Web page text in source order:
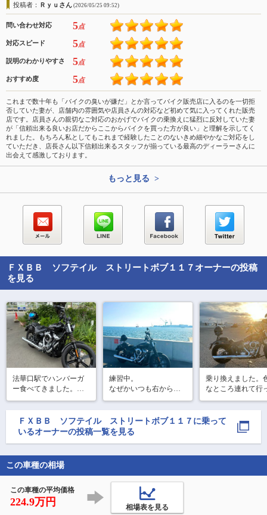
投稿者： Ｒｙｕさん (2026/05/25 09:52)
問い合わせ対応 5点
対応スピード 5点
説明のわかりやすさ 5点
おすすめ度 5点
これまで数十年も「バイクの臭いが嫌だ」とか言ってバイク販売店に入るのを一切拒
否していた妻が、店舗内の雰囲気や店員さんの対応など初めて気に入ってくれた販売
店です。店員さんの親切なご対応のおかげでバイクの乗換えに猛烈に反対していた妻
が「信頼出来る良いお店だからここからバイクを買った方が良い」と理解を示してく
れました。もちろん私としてもこれまで経験したことのないきめ細やかなご対応をし
ていただき、店長さん以下信頼出来るスタッフが揃っている最高のディーラーさんに
出会えて感激しております。
もっと見る >
ＦＸＢＢ ソフテイル ストリートボブ１１７ オーナーの投稿
を見る
法華口駅でハンバーガ
ー食べてきました。
#法華口 #ストリートボ
ブ #STREETBOB
練習中。
なぜかいつも右から撮
ってる。次は左から撮
ろう！
#STREETBOB
乗り換えました。
なところ連れて行
もらいます。
#STREETBOB
#streetbob117
ＦＸＢＢ ソフテイル ストリートボブ１１７ に乗って
いるオーナーの投稿一覧を見る
この車種の相場
この車種の平均価格
224.9万円 相場表を見る